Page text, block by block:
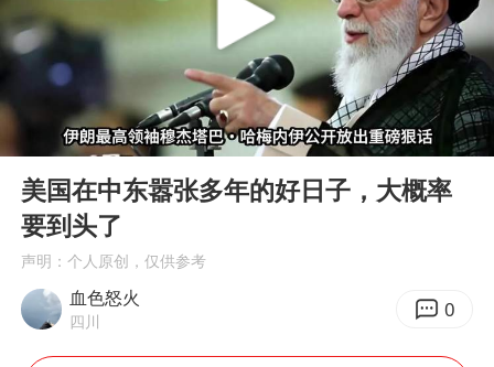
四川宜宾高县4.9级地震致1死
上海：台风白海豚或将带来龙卷风
秋天的第一杯奶茶到底有多火
38岁演员求职万岁山NPC成功
国乒男单横滨冠军赛全军覆没
胜宏科技：股票交易异常波动
Play
00:00 05:50
美国在中东嚣张多年的好日子，大概率
要到头了
声明：个人原创，仅供参考
血色怒火
四川 0